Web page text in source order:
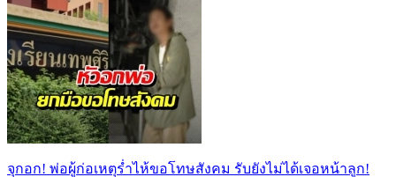
จุกอก! พ่อผู้ก่อเหตุร่ำไห้ขอโทษสังคม รับยังไม่ได้เจอหน้าลูก!